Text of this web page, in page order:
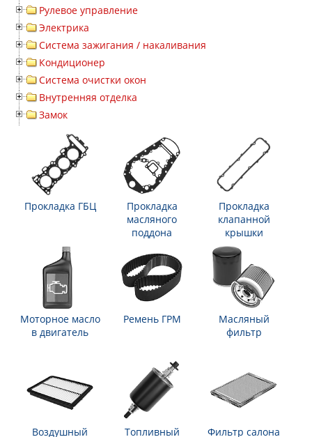
Рулевое управление
Электрика
Система зажигания / накаливания
Кондиционер
Система очистки окон
Внутренняя отделка
Замок
Прокладка ГБЦ
Прокладка
масляного
поддона
Прокладка
клапанной
крышки
Моторное масло
в двигатель
Ремень ГРМ
Масляный
фильтр
Воздушный Топливный Фильтр салона